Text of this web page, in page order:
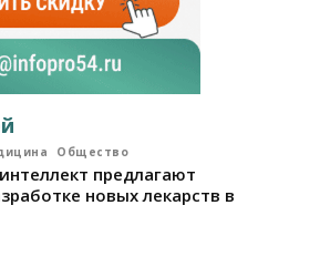
Общество
предлагают
новых лекарств в